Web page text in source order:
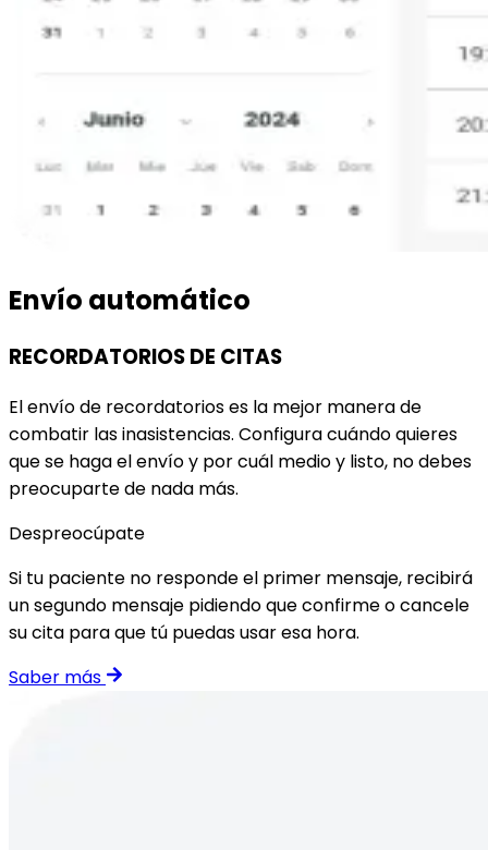
Envío automático
RECORDATORIOS DE CITAS
El envío de recordatorios es la mejor manera de
combatir las inasistencias. Configura cuándo quieres
que se haga el envío y por cuál medio y listo, no debes
preocuparte de nada más.
Despreocúpate
Si tu paciente no responde el primer mensaje, recibirá
un segundo mensaje pidiendo que confirme o cancele
su cita para que tú puedas usar esa hora.
Saber más